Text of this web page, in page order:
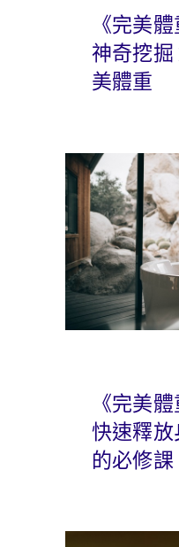
《完美
神奇挖
美體重
《完美
快速釋
的必修課